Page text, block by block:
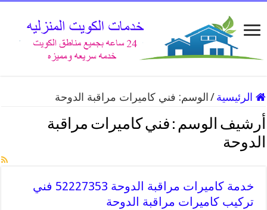
الرئيسية / الوسم: فني كاميرات مراقبة الدوحة
أرشيف الوسم : فني كاميرات مراقبة
الدوحة
خدمة كاميرات مراقبة الدوحة 52227353 فني
تركيب كاميرات مراقبة الدوحة